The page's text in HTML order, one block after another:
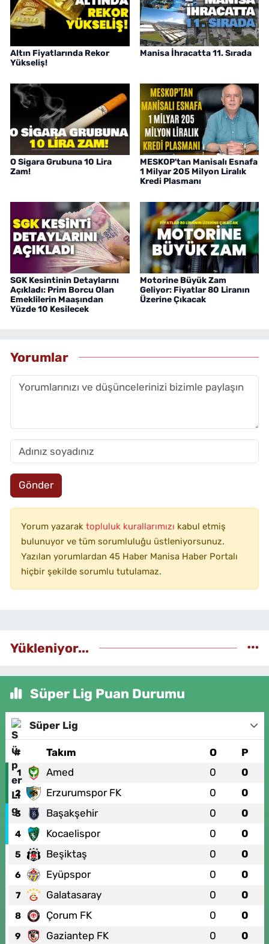
Altın Fiyatlarında Rekor
Yükseliş!
Manisa İhracatta 11. Sırada
O Sigara Grubuna 10 Lira
Zam!
MESKOP'tan Manisalı Esnafa
1 Milyar 205 Milyon Liralık
Kredi Plasmanı
SGK Kesintinin Detaylarını
Açıkladı: Prim Borcu Olan
Emeklilerin Maaşından
Yüzde 10 Kesilecek
Motorine Büyük Zam
Geliyor: Fiyatlar 80 Liranın
Üzerine Çıkacak
Yorumlar
Gönder
Yorum yazarak topluluk kurallarımızı kabul etmiş
bulunuyor ve tüm sorumluluğu üstleniyorsunuz.
Yazılan yorumlardan 45 Haber Manisa Haber Portalı
hiçbir şekilde sorumlu tutulamaz.
Yükleniyor...
Süper Lig Puan Durumu
Süper Lig
# Takım O P
1 Amed 0 0
2 Erzurumspor FK 0 0
3 Başakşehir 0 0
4 Kocaelispor 0 0
5 Beşiktaş 0 0
6 Eyüpspor 0 0
7 Galatasaray 0 0
8 Çorum FK 0 0
9 Gaziantep FK 0 0